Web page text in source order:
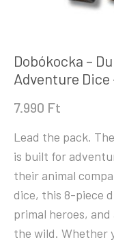
Dobókocka –
Adventure
7.990 Ft
Lead the pack.
is built for
their animal
dice, this 8-piece
primal heroes,
the wild. Whether